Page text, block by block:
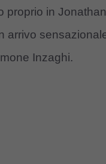
proprio in
arrivo
Inzaghi.